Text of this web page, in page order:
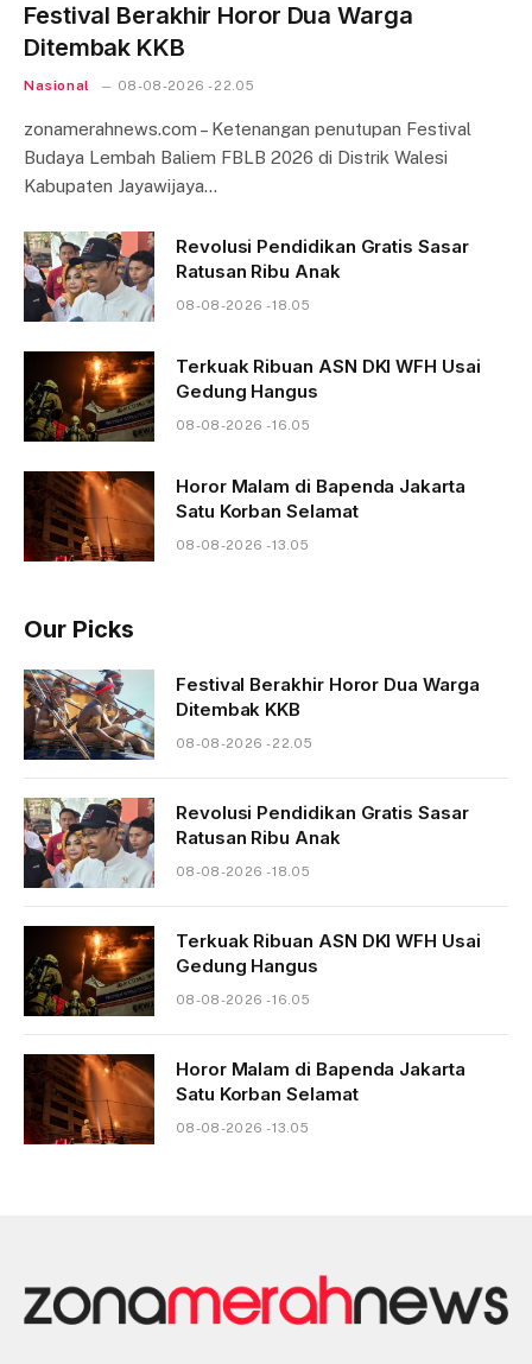
Festival Berakhir Horor Dua Warga
Ditembak KKB
Nasional 08-08-2026 - 22.05
zonamerahnews.com – Ketenangan penutupan Festival
Budaya Lembah Baliem FBLB 2026 di Distrik Walesi
Kabupaten Jayawijaya…
Revolusi Pendidikan Gratis Sasar
Ratusan Ribu Anak
08-08-2026 - 18.05
Terkuak Ribuan ASN DKI WFH Usai
Gedung Hangus
08-08-2026 - 16.05
Horor Malam di Bapenda Jakarta
Satu Korban Selamat
08-08-2026 - 13.05
Our Picks
Festival Berakhir Horor Dua Warga
Ditembak KKB
08-08-2026 - 22.05
Revolusi Pendidikan Gratis Sasar
Ratusan Ribu Anak
08-08-2026 - 18.05
Terkuak Ribuan ASN DKI WFH Usai
Gedung Hangus
08-08-2026 - 16.05
Horor Malam di Bapenda Jakarta
Satu Korban Selamat
08-08-2026 - 13.05